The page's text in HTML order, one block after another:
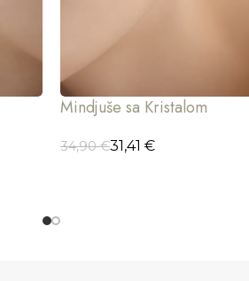
Mindjuše sa Kristalom
34,90€31,41 €